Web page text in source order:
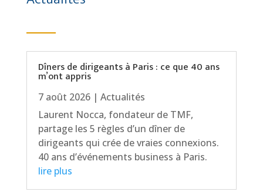
Dîners de dirigeants à Paris : ce que 40 ans
m’ont appris
7 août 2026| Actualités
Laurent Nocca, fondateur de TMF,
partage les 5 règles d’un dîner de
dirigeants qui crée de vraies connexions.
40 ans d’événements business à Paris.
lire plus